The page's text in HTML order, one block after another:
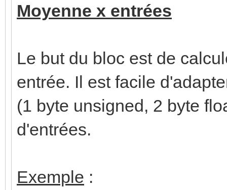
Moyenne x entrées
Le but du bloc est de
entrée. Il est facile
(1 byte unsigned, 2 byte
d'entrées.
Exemple :